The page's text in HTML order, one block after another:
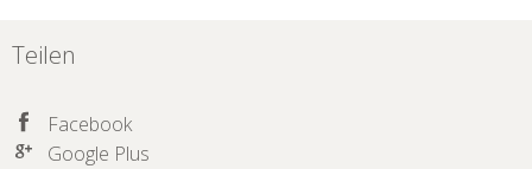
Teilen
Facebook
Google Plus